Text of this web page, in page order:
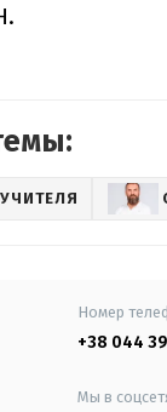
УЧИТЕЛЯ
Номер
+38 044
Мы в